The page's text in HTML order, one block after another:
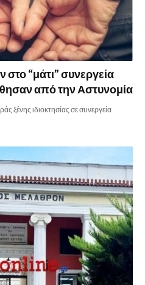
στο “μάτι” συνεργεία
από την Αστυνομία
ξένης ιδιοκτησίας σε συνεργεία